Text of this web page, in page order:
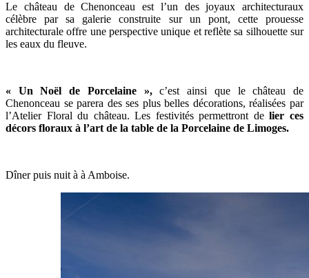
Le château de Chenonceau est l’un des joyaux architecturaux
célèbre par sa galerie construite sur un pont, cette prouesse
architecturale offre une perspective unique et reflète sa silhouette sur
les eaux du fleuve.
« Un Noël de Porcelaine »,c’est ainsi que le château de
Chenonceau se parera des ses plus belles décorations, réalisées par
l’Atelier Floral du château. Les festivités permettront delier ces
décors floraux à l’art de la table de la Porcelaine de Limoges.
Dîner puis nuit à à Amboise.